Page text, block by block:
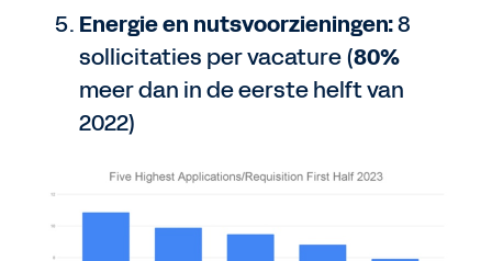
Energie en nutsvoorzieningen:8
sollicitaties per vacature (80%
meer dan in de eerste helft van
2022)